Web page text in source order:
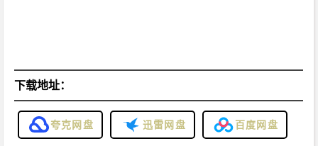
下载地址：
夸克网盘 迅雷网盘 百度网盘